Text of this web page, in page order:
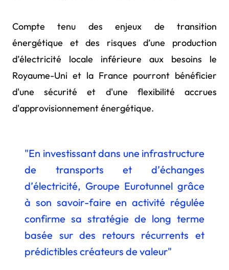
Compte tenu des enjeux de transition
énergétique et des risques d’une production
d’électricité locale inférieure aux besoins le
Royaume-Uni et la France pourront bénéficier
d'une sécurité et d'une flexibilité accrues
d'approvisionnement énergétique.
"En investissant dans une infrastructure
de transports et d’échanges
d’électricité, Groupe Eurotunnel grâce
à son savoir-faire en activité régulée
confirme sa stratégie de long terme
basée sur des retours récurrents et
prédictibles créateurs de valeur"